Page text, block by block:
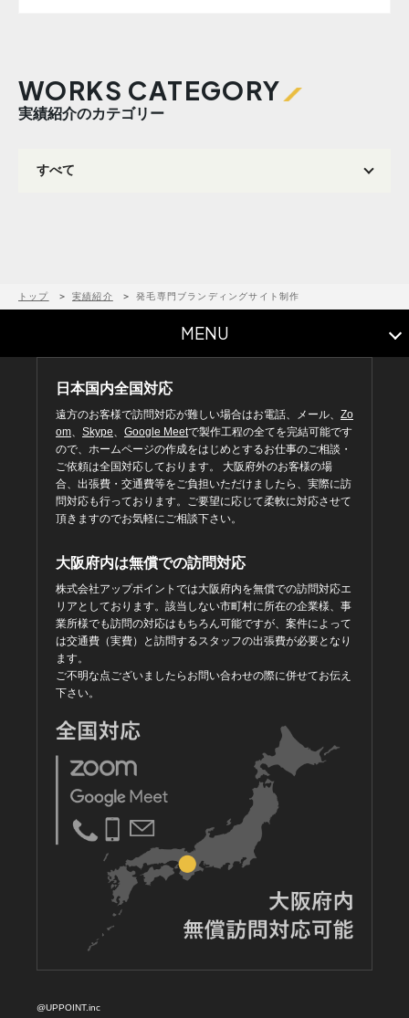
WORKS CATEGORY
実績紹介のカテゴリー
トップ 実績紹介 発毛専門ブランディングサイト制作
MENU
日本国内全国対応
遠方のお客様で訪問対応が難しい場合はお電話、メール、 Zo
om、 Skype、 Google Meetで製作工程の全てを完結可能です
ので、ホームページの作成をはじめとするお仕事のご相談・
ご依頼は全国対応しております。 大阪府外のお客様の場
合、出張費・交通費等をご負担いただけましたら、実際に訪
問対応も行っております。ご要望に応じて柔軟に対応させて
頂きますのでお気軽にご相談下さい。
大阪府内は無償での訪問対応
株式会社アップポイントでは大阪府内を無償での訪問対応エ
リアとしております。該当しない市町村に所在の企業様、事
業所様でも訪問の対応はもちろん可能ですが、案件によって
は交通費（実費）と訪問するスタッフの出張費が必要となり
ます。
ご不明な点ございましたらお問い合わせの際に併せてお伝え
下さい。
@UPPOINT.inc